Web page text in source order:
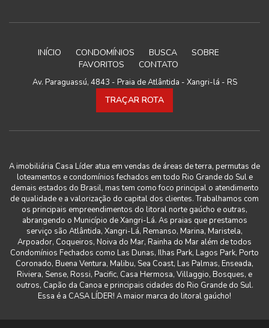
INÍCIO CONDOMÍNIOS BUSCA
SOBRE
FAVORITOS
CONTATO
Av. Paraguassú, 4843 - Praia de Atlântida - Xangri-lá - RS
TRAÇAR ROTA
A imobiliária Casa Líder atua em vendas de áreas de terra, permutas de
loteamentos e condomínios fechados em todo Rio Grande do Sul e
demais estados do Brasil, mas tem como foco principal o atendimento
de qualidade e a valorização do capital dos clientes. Trabalhamos com
os principais empreendimentos do litoral norte gaúcho e outras,
abrangendo o Município de Xangri-Lá. As praias que prestamos
serviço são Atlântida, Xangri-Lá, Remanso, Marina, Maristela,
Arpoador, Coqueiros, Noiva do Mar, Rainha do Mar além de todos
Condomínios Fechados como Las Dunas, Ilhas Park, Lagos Park, Porto
Coronado, Buena Ventura, Malibu, Sea Coast, Las Palmas, Enseada,
Riviera, Sense, Rossi, Pacific, Casa Hermosa, Villaggio, Bosques, e
outros, Capão da Canoa e principais cidades do Rio Grande do Sul.
Essa é a CASA LÍDER! A maior marca do litoral gaúcho!